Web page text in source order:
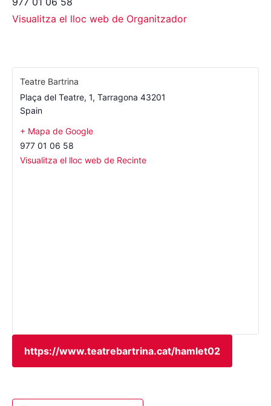
Visualitza el lloc web de Organitzador
Teatre Bartrina
Plaça del Teatre, 1, Tarragona 43201
Spain
+ Mapa de Google
977 01 06 58
Visualitza el lloc web de Recinte
https://www.teatrebartrina.cat/hamlet02